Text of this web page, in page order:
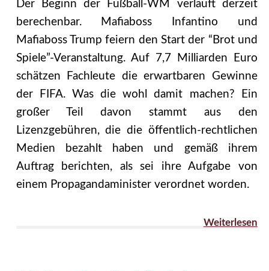
Der Beginn der Fußball-WM verläuft derzeit
berechenbar. Mafiaboss Infantino und
Mafiaboss Trump feiern den Start der “Brot und
Spiele”-Veranstaltung. Auf 7,7 Milliarden Euro
schätzen Fachleute die erwartbaren Gewinne
der FIFA. Was die wohl damit machen? Ein
großer Teil davon stammt aus den
Lizenzgebühren, die die öffentlich-rechtlichen
Medien bezahlt haben und gemäß ihrem
Auftrag berichten, als sei ihre Aufgabe von
einem Propagandaminister verordnet worden.
Weiterlesen